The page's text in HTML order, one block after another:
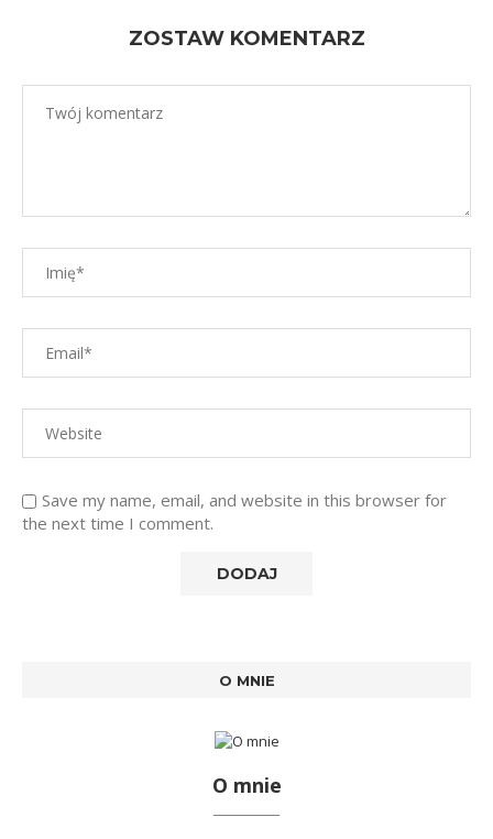
ZOSTAW KOMENTARZ
Save my name, email, and website in this browser for
the next time I comment.
O MNIE
O mnie